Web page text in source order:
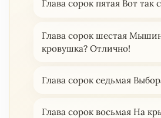
Глава сорок пятая Вот так
Глава сорок шестая
кровушка? Отлично!
Глава сорок седьмая
Глава сорок восьмая На